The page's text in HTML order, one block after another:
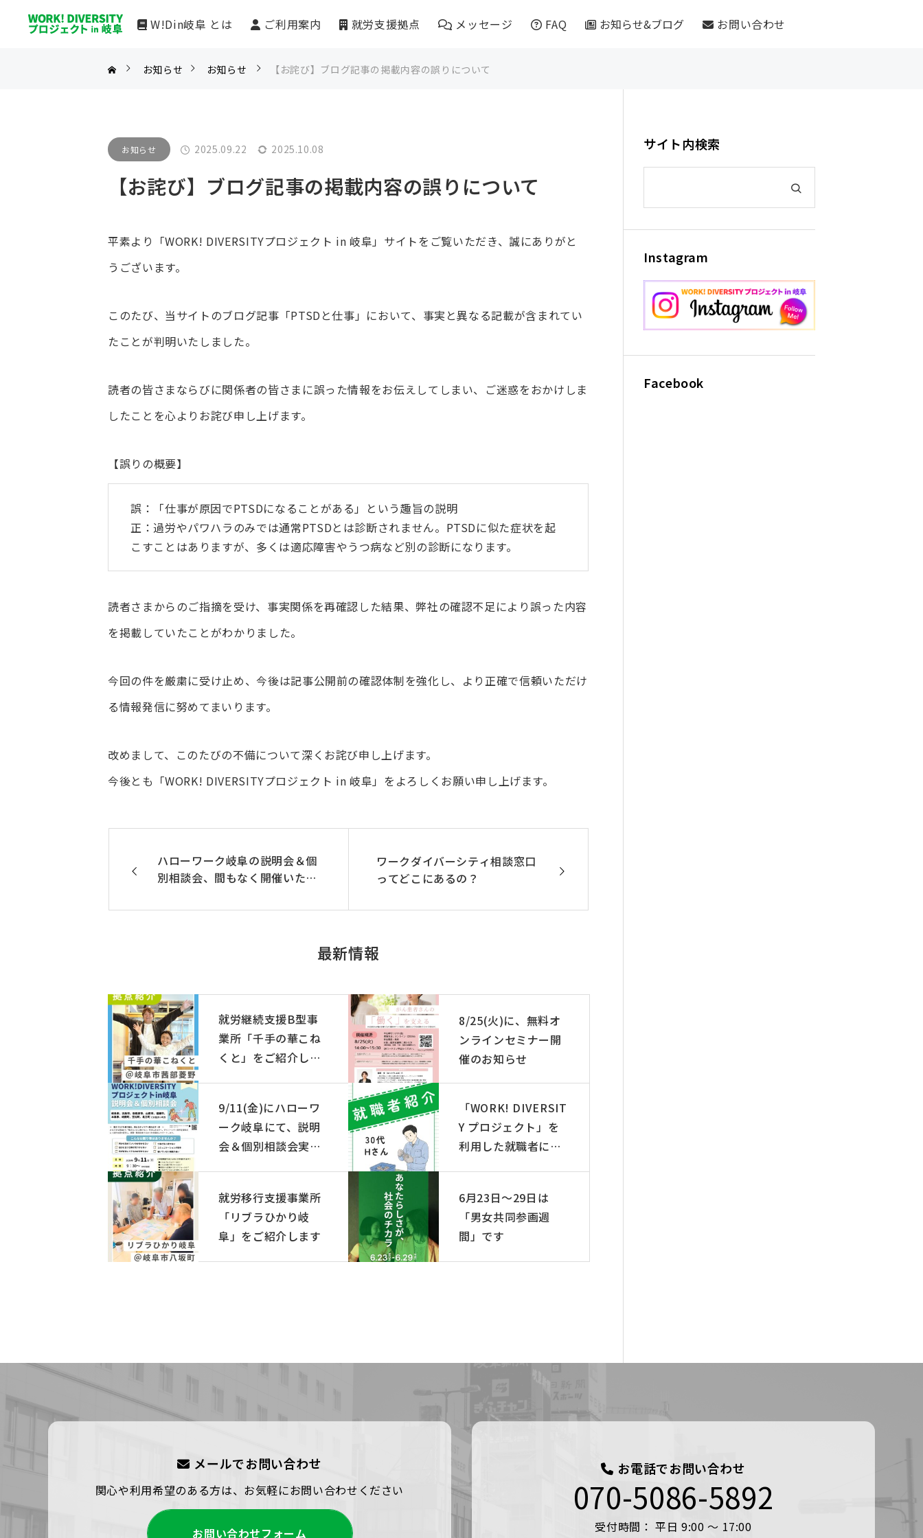
W!Din岐阜 とは ご利用案内 就労支援拠点 メッセージ FAQ お知らせ&ブログ お問い合わせ
ダイバーシティ就労支援拠点
シャンツェ
マイルストーン
マイルストーンオリタテ
パッソ工房岐阜
千手の華こねくと
利用者からのメッセージ
就労支援事業所へのメッセージ
お知らせ お知らせ 【お詫び】ブログ記事の掲載内容の誤りについて
お知らせ 2025.09.22 2025.10.08
【お詫び】ブログ記事の掲載内容の誤りについて
平素より「WORK! DIVERSITYプロジェクト in 岐阜」サイトをご覧いただき、誠にありがと
うございます。
このたび、当サイトのブログ記事「PTSDと仕事」において、事実と異なる記載が含まれてい
たことが判明いたしました。
読者の皆さまならびに関係者の皆さまに誤った情報をお伝えしてしまい、ご迷惑をおかけしま
したことを心よりお詫び申し上げます。
【誤りの概要】
誤：「仕事が原因でPTSDになることがある」という趣旨の説明
正：過労やパワハラのみでは通常PTSDとは診断されません。PTSDに似た症状を起
こすことはありますが、多くは適応障害やうつ病など別の診断になります。
読者さまからのご指摘を受け、事実関係を再確認した結果、弊社の確認不足により誤った内容
を掲載していたことがわかりました。
今回の件を厳粛に受け止め、今後は記事公開前の確認体制を強化し、より正確で信頼いただけ
る情報発信に努めてまいります。
改めまして、このたびの不備について深くお詫び申し上げます。
今後とも「WORK! DIVERSITYプロジェクト in 岐阜」をよろしくお願い申し上げます。
ハローワーク岐阜の説明会＆個
別相談会、間もなく開催いたし
ワークダイバーシティ相談窓口
ってどこにあるの？
最新情報
就労継続支援B型事
業所「千手の華こね
くと」をご紹介しま
8/25(火)に、無料オ
ンラインセミナー開
催のお知らせ
9/11(金)にハローワ
ーク岐阜にて、説明
会＆個別相談会実施
「WORK! DIVERSIT
Y プロジェクト」を
利用した就職者につ
就労移行支援事業所
「リブラひかり岐
阜」をご紹介します
6月23日〜29日は
「男女共同参画週
間」です
サイト内検索
Instagram
Facebook
メールでお問い合わせ
関心や利用希望のある方は、お気軽にお問い合わせください
お問い合わせフォーム
お電話でお問い合わせ
070-5086-5892
受付時間： 平日 9:00 ～ 17:00